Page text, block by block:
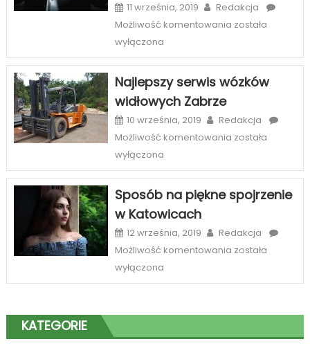
11 września, 2019
Redakcja
Możliwość komentowania Etiu
case
telefony
szeroka
oferta
została
wyłączona
Najlepszy serwis wózków
widłowych Zabrze
10 września, 2019
Redakcja
Możliwość komentowania Najlepszy
wózków
Zabrze
została
wyłączona
Sposób na piękne spojrzenie
w Katowicach
12 września, 2019
Redakcja
Możliwość komentowania Sposób
piękne
w
została
wyłączona
KATEGORIE